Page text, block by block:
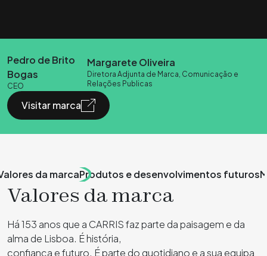
Pedro de Brito
Bogas
CEO
Margarete Oliveira
Diretora Adjunta de Marca, Comunicação e
Relações Publicas
Visitar marca
da marcaProdutos e desenvolvimentos futuros
Valores da marca
Há 153 anos que a CARRIS faz parte da paisagem e da
alma de Lisboa. É história,
confiança e futuro. É parte do quotidiano e a sua equipa